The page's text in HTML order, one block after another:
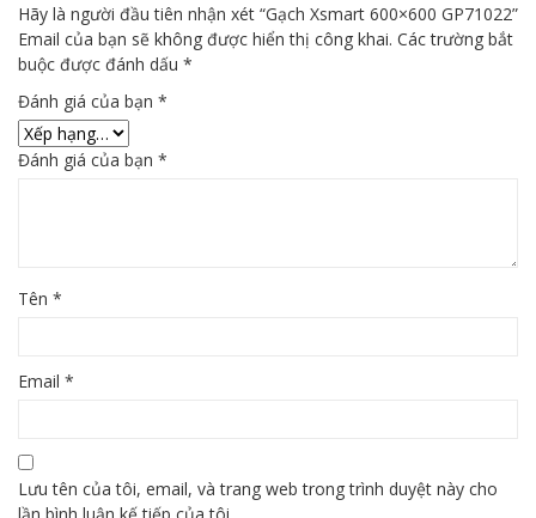
Hãy là người đầu tiên nhận xét “Gạch Xsmart 600×600 GP71022”
Email của bạn sẽ không được hiển thị công khai. Các trường bắt
buộc được đánh dấu *
Đánh giá của bạn *
Đánh giá của bạn *
Tên *
Email *
Lưu tên của tôi, email, và trang web trong trình duyệt này cho
lần bình luận kế tiếp của tôi.